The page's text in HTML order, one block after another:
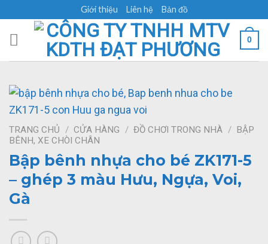
Giới thiệu Liên hệ Bản đồ
0
TRANG CHỦ / CỬA HÀNG / ĐỒ CHƠI TRONG NHÀ / BẬP
BÊNH, XE CHÒI CHÂN
Bập bênh nhựa cho bé ZK171-5
– ghép 3 màu Hưu, Ngựa, Voi,
Gà